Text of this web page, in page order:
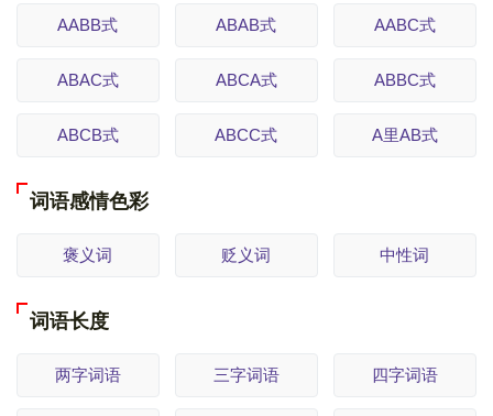
AABB式 ABAB式 AABC式
ABAC式 ABCA式 ABBC式
ABCB式 ABCC式 A里AB式
词语感情色彩
褒义词 贬义词 中性词
词语长度
两字词语 三字词语 四字词语